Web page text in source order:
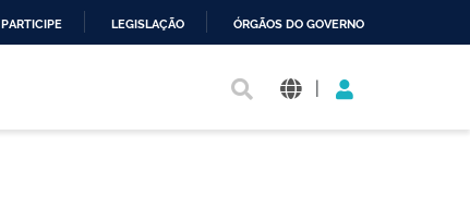
PARTICIPE LEGISLAÇÃO ÓRGÃOS DO GOVERNO
|